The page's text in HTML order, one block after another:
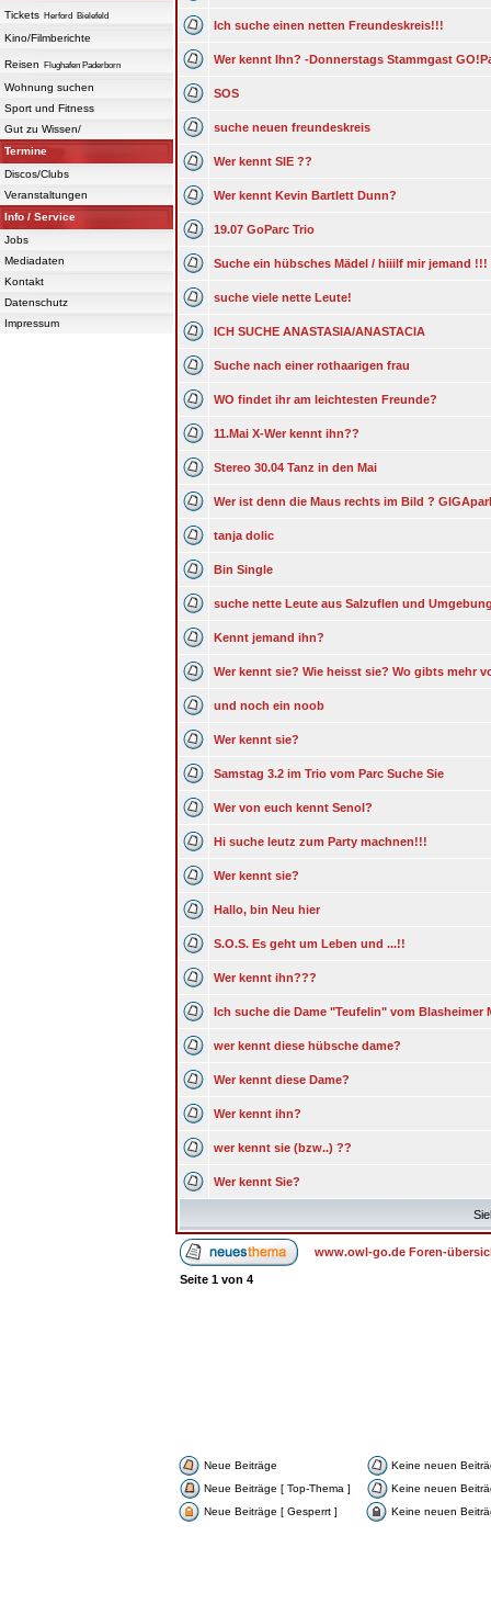
Tickets Herford Bielefeld
Kino/Filmberichte
Reisen Flughafen Paderborn
Wohnung suchen
Sport und Fitness
Gut zu Wissen/
Termine
Discos/Clubs
Veranstaltungen
Info / Service
Jobs
Mediadaten
Kontakt
Datenschutz
Impressum
Ich suche einen netten Freundeskreis!!!
Wer kennt Ihn? -Donnerstags Stammgast
SOS
suche neuen freundeskreis
Wer kennt SIE ??
Wer kennt Kevin Bartlett Dunn?
19.07 GoParc Trio
Suche ein hübsches Mädel / hiiilf mir jemand !!!
suche viele nette Leute!
ICH SUCHE ANASTASIA/ANASTACIA
Suche nach einer rothaarigen frau
WO findet ihr am leichtesten Freunde?
11.Mai X-Wer kennt ihn??
Stereo 30.04 Tanz in den Mai
Wer ist denn die Maus rechts im Bild ?
tanja dolic
Bin Single
suche nette Leute aus Salzuflen und
Kennt jemand ihn?
Wer kennt sie? Wie heisst sie? Wo gibts mehr
und noch ein noob
Wer kennt sie?
Samstag 3.2 im Trio vom Parc Suche Sie
Wer von euch kennt Senol?
Hi suche leutz zum Party machnen!!!
Wer kennt sie?
Hallo, bin Neu hier
S.O.S. Es geht um Leben und ...!!
Wer kennt ihn???
Ich suche die Dame "Teufelin" vom Blasheimer
wer kennt diese hübsche dame?
Wer kennt diese Dame?
Wer kennt ihn?
wer kennt sie (bzw..) ??
Wer kennt Sie?
www.owl-go.de Foren-
Seite 1 von 4
Neue Beiträge
Keine neuen
Neue Beiträge [ Top-Thema ]
Keine neuen
Neue Beiträge [ Gesperrt ]
Keine neuen